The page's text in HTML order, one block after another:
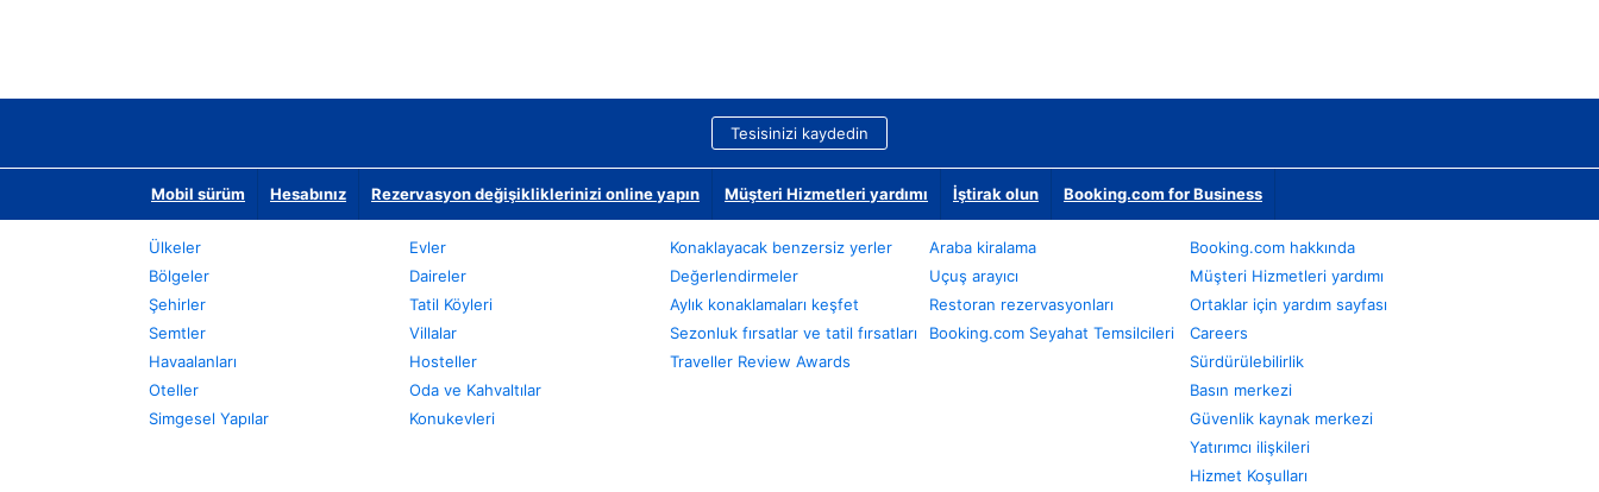
Tesisinizi kaydedin
Mobil sürüm Hesabınız Rezervasyon değişikliklerinizi online yapın Müşteri Hizmetleri yardımı İştirak olun Booking.com for Business
Ülkeler
Bölgeler
Şehirler
Semtler
Havaalanları
Oteller
Simgesel Yapılar
Evler
Daireler
Tatil Köyleri
Villalar
Hosteller
Oda ve Kahvaltılar
Konukevleri
Konaklayacak benzersiz yerler
Değerlendirmeler
Aylık konaklamaları keşfet
Sezonluk fırsatlar ve tatil fırsatları
Traveller Review Awards
Araba kiralama
Uçuş arayıcı
Restoran rezervasyonları
Booking.com Seyahat Temsilcileri
Booking.com hakkında
Müşteri Hizmetleri yardımı
Ortaklar için yardım sayfası
Careers
Sürdürülebilirlik
Basın merkezi
Güvenlik kaynak merkezi
Yatırımcı ilişkileri
Hizmet Koşulları